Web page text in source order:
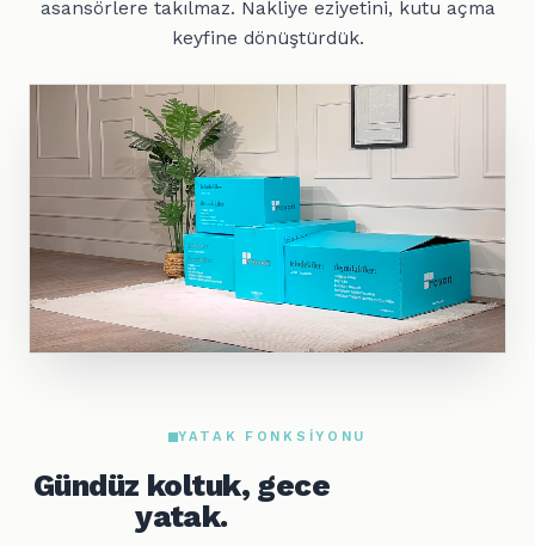
asansörlere takılmaz. Nakliye eziyetini, kutu açma
keyfine dönüştürdük.
YATAK FONKSIYONU
Gündüz koltuk, gece
yatak.